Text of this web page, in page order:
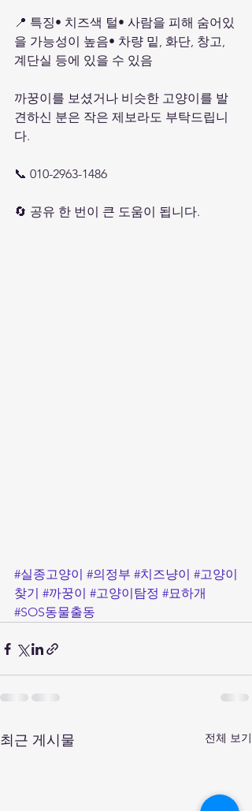
📍 특징• 치즈색 털• 사람을 피해 숨어있
을 가능성이 높음• 차량 밑, 화단, 창고,
계단실 등에 있을 수 있음
까꿍이를 보셨거나 비슷한 고양이를 발
견하신 분은 작은 제보라도 부탁드립니
다.
📞 010-2963-1486
🔄 공유 한 번이 큰 도움이 됩니다.
#실종고양이 #의정부 #치즈냥이 #고양이
찾기 #까꿍이 #고양이탐정 #묘하개
#SOS동물출동
최근 게시물 전체 보기